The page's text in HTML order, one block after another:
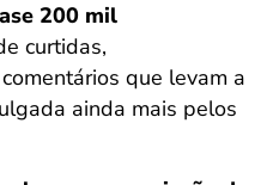
200 mil
curtidas,
que levam a
ainda mais pelos